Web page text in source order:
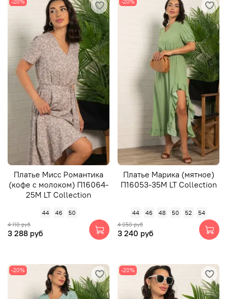
Платье Мисс Романтика
(кофе с молоком) П16064-
25М LT Collection
44 46 50
4 110 руб
3 288 руб
Платье Марика (мятное)
П16053-35М LT Collection
44 46 48 50 52 54
4 050 руб
3 240 руб
-20% -20%